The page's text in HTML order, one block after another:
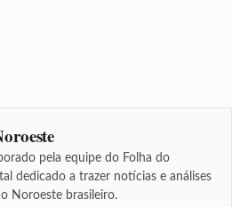
pela equipe do Folha do
dedicado a trazer notícias e análises
Noroeste brasileiro.